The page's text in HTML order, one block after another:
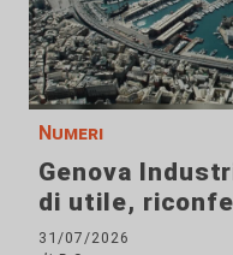
Numeri
Genova
di utile,
31/07/2026